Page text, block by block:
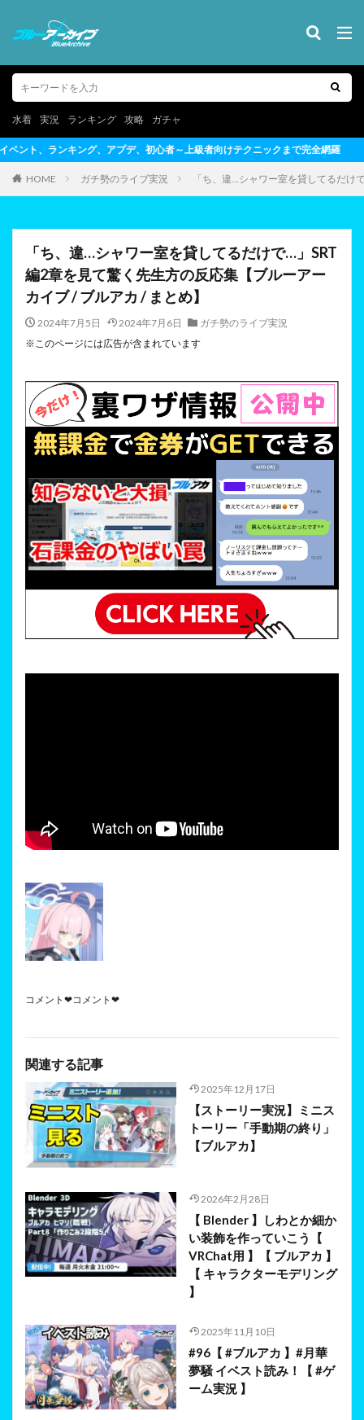
水着 実況 ランキング 攻略 ガチャ
～上級者向けテクニックまで完全網羅
HOME ガチ勢のライブ実況 「ち、違…シャワー室を貸してるだけ
「ち、違…シャワー室を貸してるだけで…」SRT
編2章を見て驚く先生方の反応集【ブルーアー
カイブ / ブルアカ / まとめ】
2024年7月5日 2024年7月6日
ガチ勢のライブ実況
※このページには広告が含まれています
コメント❤コメント❤
関連する記事
2025年12月17日
【ストーリー実況】ミニス
トーリー「手動期の終り」
【ブルアカ】
2026年2月28日
【 Blender 】しわとか細か
い装飾を作っていこう【
VRChat用 】【 ブルアカ 】
【 キャラクターモデリング
】
2025年11月10日
#96【 #ブルアカ 】#月華
夢騒 イベスト読み！【 #ゲ
ーム実況 】